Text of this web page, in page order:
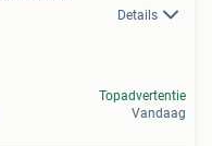
Details
Topadvertentie
Vandaag